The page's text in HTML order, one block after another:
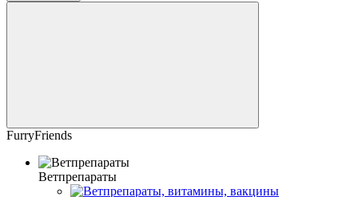
FurryFriends
Ветпрепараты